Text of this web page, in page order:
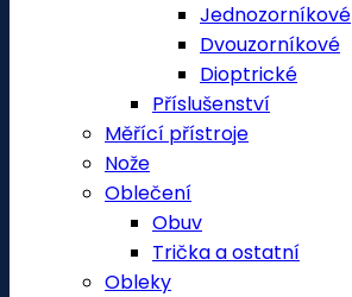
Jednozorníkové
Dvouzorníkové
Dioptrické
Příslušenství
Měřící přístroje
Nože
Oblečení
Obuv
Trička a ostatní
Obleky